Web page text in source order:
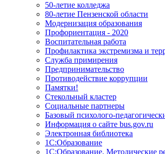
50-летие колледжа
80-летие Пензенской области
Модернизация образования
Профориентация - 2020
Воспитательная работа
Профилактика экстремизма и
Служба примирения
Предпринимательство
Противодействие коррупции
Памятки!
Стекольный кластер
Социальные партнеры
Базовый психолого-
Информация о сайте bus.gov.ru
Электронная библиотека
1С:Образование
1С:Образование. Методические